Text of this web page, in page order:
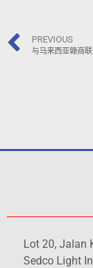
PREVIOUS
与马来西亚赣商
Lot 20, Jalan
Sedco Light